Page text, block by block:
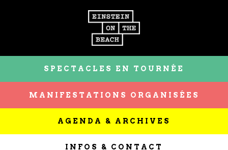
SPECTACLES EN TOURNÉE
MANIFESTATIONS ORGANISÉES
AGENDA & ARCHIVES
INFOS & CONTACT